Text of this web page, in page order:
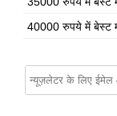
40000 रुपये में बेस्ट